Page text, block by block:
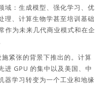
域：生成模型、强化学习、优
理、计算生物学甚至培训基础
作为未来几代商业模式和在企
紧张的背景下推出的。计算
进 GPU 的集中以及美国、中
器学习转变为一个工业和地缘